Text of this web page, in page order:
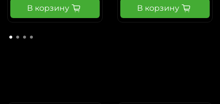
В корзину В корзину